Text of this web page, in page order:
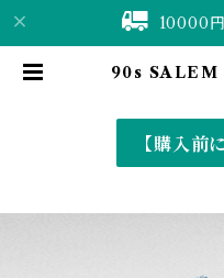
10000
90s
ShuShuBell online shop〈古着
【購入前